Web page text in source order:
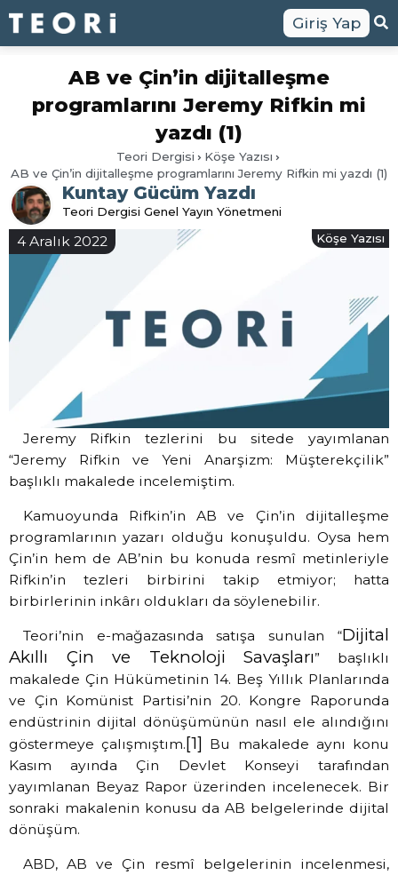
Giriş Yap
AB ve Çin’in dijitalleşme
programlarını Jeremy Rifkin mi
yazdı (1)
Teori Dergisi
Köşe Yazısı
AB ve Çin’in dijitalleşme programlarını Jeremy Rifkin mi yazdı (1)
Kuntay Gücüm Yazdı
Teori Dergisi Genel Yayın Yönetmeni
4 Aralık 2022 Köşe Yazısı
Jeremy Rifkin tezlerini bu sitede yayımlanan
“Jeremy Rifkin ve Yeni Anarşizm: Müşterekçilik”
başlıklı makalede incelemiştim.
Kamuoyunda Rifkin’in AB ve Çin’in dijitalleşme
programlarının yazarı olduğu konuşuldu. Oysa hem
Çin’in hem de AB’nin bu konuda resmî metinleriyle
Rifkin’in tezleri birbirini takip etmiyor; hatta
birbirlerinin inkârı oldukları da söylenebilir.
Teori’nin e-mağazasında satışa sunulan “Dijital
Akıllı Çin ve Teknoloji Savaşları” başlıklı
makalede Çin Hükümetinin 14. Beş Yıllık Planlarında
ve Çin Komünist Partisi’nin 20. Kongre Raporunda
endüstrinin dijital dönüşümünün nasıl ele alındığını
göstermeye çalışmıştım.[1] Bu makalede aynı konu
Kasım ayında Çin Devlet Konseyi tarafından
yayımlanan Beyaz Rapor üzerinden incelenecek. Bir
sonraki makalenin konusu da AB belgelerinde dijital
dönüşüm.
ABD, AB ve Çin resmî belgelerinin incelenmesi,